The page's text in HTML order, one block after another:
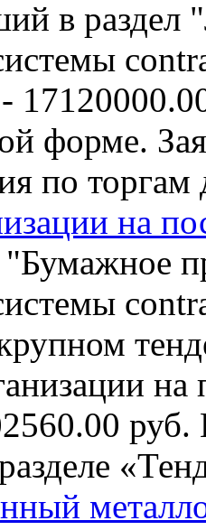
в раздел
-
форме.
по торгам
на
на